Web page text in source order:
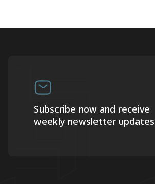
Subscribe now and receive
weekly newsletter updates